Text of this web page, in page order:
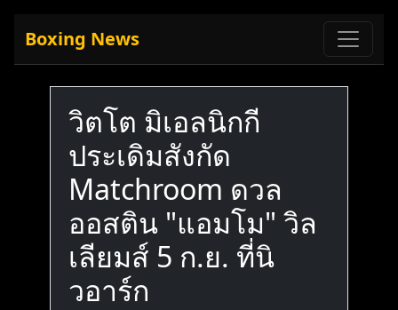
Boxing News
วิตโต มิเอลนิกกี
ประเดิมสังกัด
Matchroom ดวล
ออสติน "แอมโม" วิล
เลียมส์ 5 ก.ย. ที่นิ
วอาร์ก